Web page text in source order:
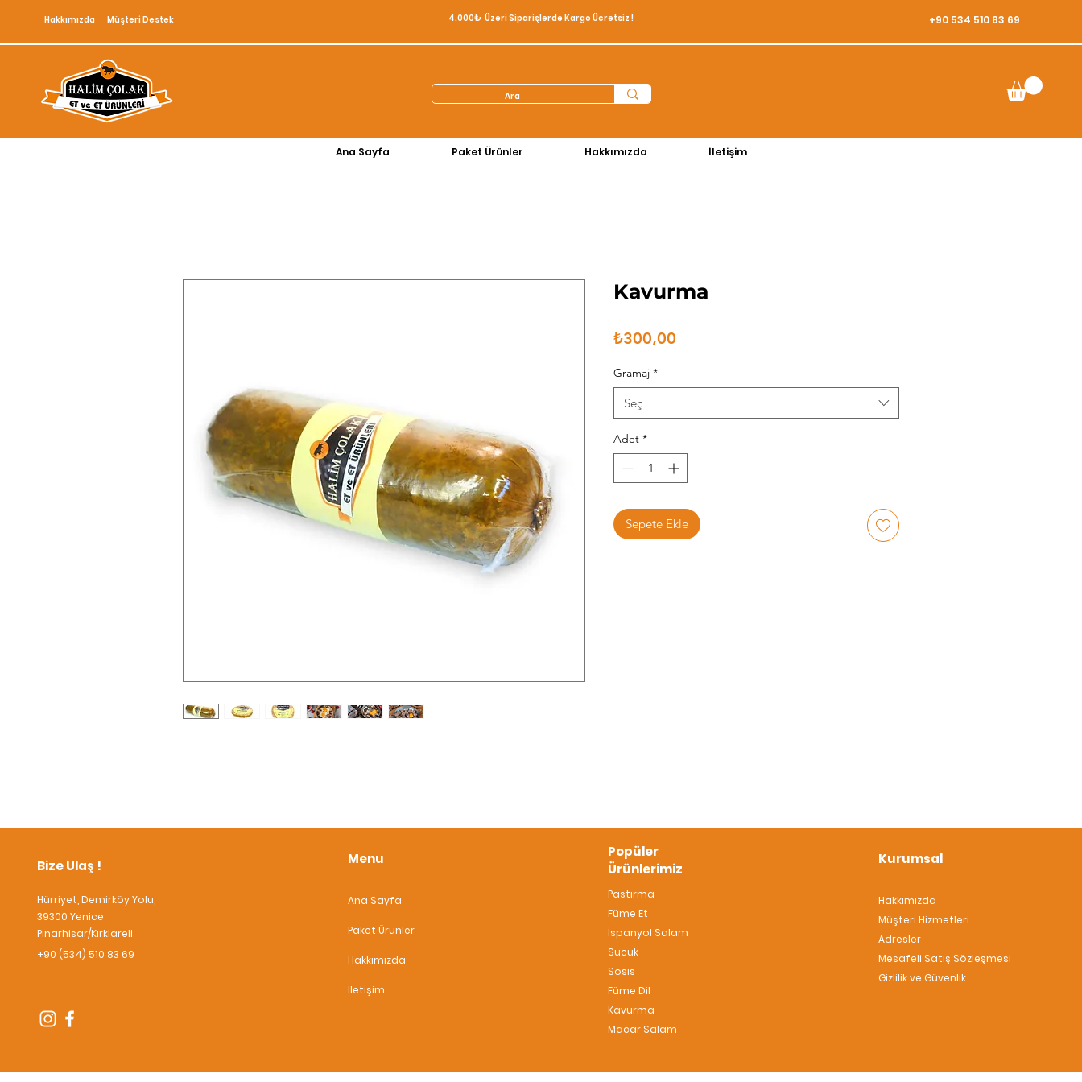
Hakkımızda Müşteri Destek 4.000₺ Üzeri Siparişlerde Kargo Ücretsiz ! +90 534 510 83 69
Ana Sayfa Paket Ürünler Hakkımızda İletişim
Kavurma
₺300,00
Gramaj *
Seç
Adet *
Sepete Ekle
Bize Ulaş !
Hürriyet, Demirköy Yolu,
39300 Yenice
Pınarhisar/Kırklareli
+90 (534) 510 83 69
Menu
Ana Sayfa
Paket Ürünler
Hakkımızda
İletişim
Popüler
Ürünlerimiz
Pastırma
Füme Et
İspanyol Salam
Sucuk
Sosis
Füme Dil
Kavurma
Macar Salam
Kurumsal
Hakkımızda
Müşteri Hizmetleri
Adresler
Mesafeli Satış Sözleşmesi
Gizlilik ve Güvenlik